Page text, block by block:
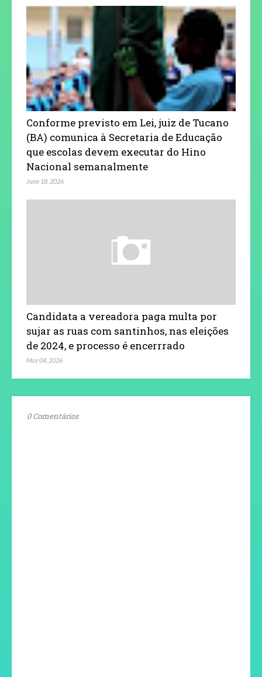
Conforme previsto em Lei, juiz de Tucano
(BA) comunica à Secretaria de Educação
que escolas devem executar do Hino
Nacional semanalmente
June 18, 2026
Candidata a vereadora paga multa por
sujar as ruas com santinhos, nas eleições
de 2024, e processo é encerrrado
May 04, 2026
0 Comentários